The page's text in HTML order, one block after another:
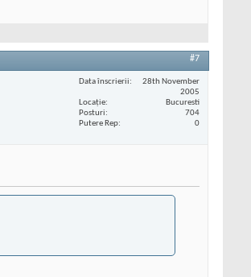
#7
Data înscrierii
28th November
2005
Locaţie
Bucuresti
Posturi
704
Putere Rep
0